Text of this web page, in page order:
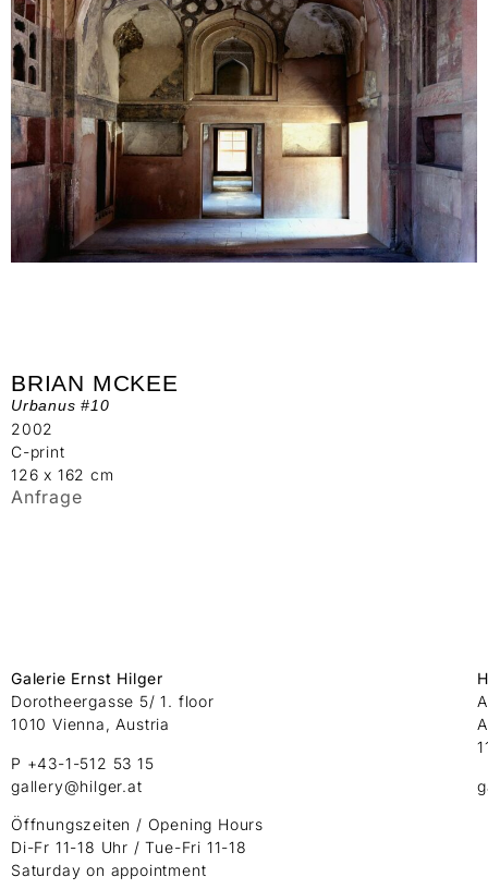
BRIAN MCKEE
Urbanus #10
2002
C-print
126 x 162 cm
Anfrage
Galerie Ernst Hilger
Dorotheergasse 5/ 1. floor
1010 Vienna, Austria
P +43-1-512 53 15
gallery@hilger.at
Öffnungszeiten / Opening Hours
Di-Fr 11-18 Uhr / Tue-Fri 11-18
Saturday on appointment